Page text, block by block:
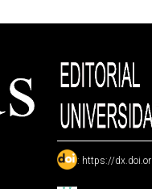
: https://